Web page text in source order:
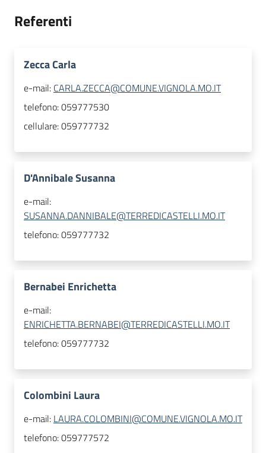
Referenti
Zecca Carla
e-mail: CARLA.ZECCA@COMUNE.VIGNOLA.MO.IT
telefono:059777530
cellulare:059777732
D'Annibale Susanna
e-mail:
SUSANNA.DANNIBALE@TERREDICASTELLI.MO.IT
telefono:059777732
Bernabei Enrichetta
e-mail:
ENRICHETTA.BERNABEI@TERREDICASTELLI.MO.IT
telefono:059777732
Colombini Laura
e-mail: LAURA.COLOMBINI@COMUNE.VIGNOLA.MO.IT
telefono:059777572